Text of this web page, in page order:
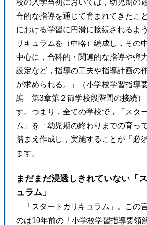
校の入学当初においては，幼児期の
合的な指導を通じて育まれてきたこ
における学習に円滑に接続されるよ
リキュラムを（中略）編成し，その
中心に，合科的・関連的な指導や弾
設定など，指導の工夫や指導計画の
が求められる。」（小学校学習指導
編 第3章第２節学校段階間の接続）
す。つまり，全ての学校で，「スタ
ム」を「幼児期の終わりまでの育っ
踏まえ作成し，実施することが「必
ます。
まだまだ浸透しきれていない「
ュラム」
「スタートカリキュラム」。この
のは10年前の「小学校学習指導要領